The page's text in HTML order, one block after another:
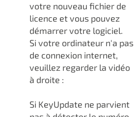
votre nouveau fichier de
licence et vous pouvez
démarrer votre logiciel.
Si votre ordinateur n'a pas
de connexion internet,
veuillez regarder la vidéo
à droite :
Si KeyUpdate ne parvient